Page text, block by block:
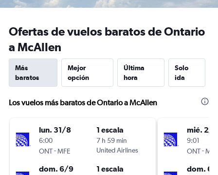
Ofertas de vuelos baratos de Ontario
a McAllen
Más
baratos
Mejor
opción
Última
hora
Solo
ida
Los vuelos más baratos de Ontario a McAllen
lun. 31/8
6:00
ONT-MFE
1 escala
7 h 59 min
United Airlines
dom. 6/9 1 escala
mié. 2/9
9:01
ONT-MFE
dom. 6/